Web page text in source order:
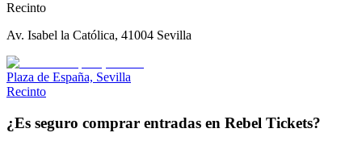
Recinto
Av. Isabel la Católica, 41004 Sevilla
Plaza de España, Sevilla
Recinto
¿Es seguro comprar entradas en Rebel Tickets?